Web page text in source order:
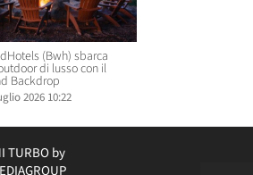
(Bwh) sbarca
di lusso con il
Backdrop
2026 10:22
TURBO by